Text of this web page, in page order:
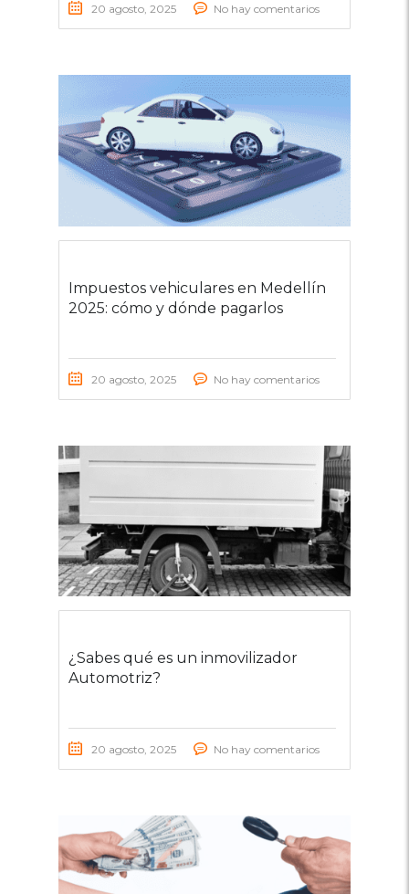
20 agosto, 2025 No hay comentarios
Impuestos vehiculares en Medellín
2025: cómo y dónde pagarlos
20 agosto, 2025 No hay comentarios
¿Sabes qué es un inmovilizador
Automotriz?
20 agosto, 2025 No hay comentarios